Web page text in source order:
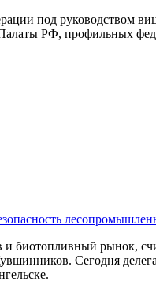
под руководством
РФ, профильных
биотопливный рынок,
Сегодня